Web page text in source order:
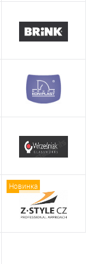
Новинка